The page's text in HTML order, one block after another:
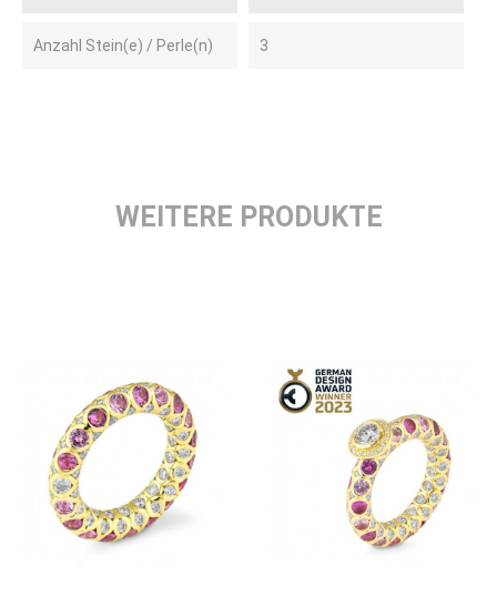
Anzahl Stein(e) / Perle(n) 3
WEITERE PRODUKTE